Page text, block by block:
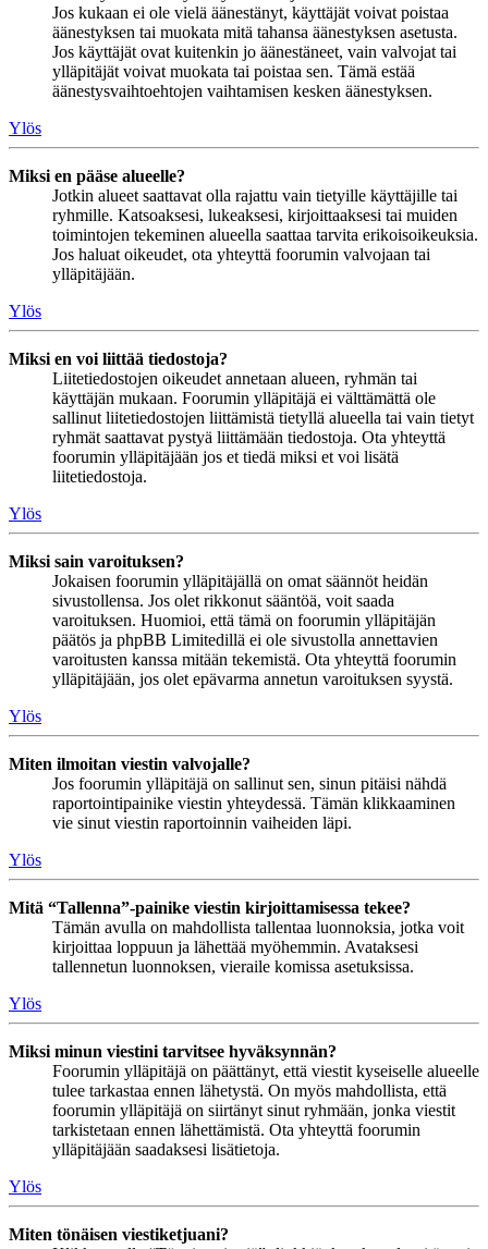
Jos kukaan ei ole vielä äänestänyt, käyttäjät voivat poistaa
äänestyksen tai muokata mitä tahansa äänestyksen asetusta.
Jos käyttäjät ovat kuitenkin jo äänestäneet, vain valvojat tai
ylläpitäjät voivat muokata tai poistaa sen. Tämä estää
äänestysvaihtoehtojen vaihtamisen kesken äänestyksen.
Ylös
Miksi en pääse alueelle?
Jotkin alueet saattavat olla rajattu vain tietyille käyttäjille tai
ryhmille. Katsoaksesi, lukeaksesi, kirjoittaaksesi tai muiden
toimintojen tekeminen alueella saattaa tarvita erikoisoikeuksia.
Jos haluat oikeudet, ota yhteyttä foorumin valvojaan tai
ylläpitäjään.
Ylös
Miksi en voi liittää tiedostoja?
Liitetiedostojen oikeudet annetaan alueen, ryhmän tai
käyttäjän mukaan. Foorumin ylläpitäjä ei välttämättä ole
sallinut liitetiedostojen liittämistä tietyllä alueella tai vain tietyt
ryhmät saattavat pystyä liittämään tiedostoja. Ota yhteyttä
foorumin ylläpitäjään jos et tiedä miksi et voi lisätä
liitetiedostoja.
Ylös
Miksi sain varoituksen?
Jokaisen foorumin ylläpitäjällä on omat säännöt heidän
sivustollensa. Jos olet rikkonut sääntöä, voit saada
varoituksen. Huomioi, että tämä on foorumin ylläpitäjän
päätös ja phpBB Limitedillä ei ole sivustolla annettavien
varoitusten kanssa mitään tekemistä. Ota yhteyttä foorumin
ylläpitäjään, jos olet epävarma annetun varoituksen syystä.
Ylös
Miten ilmoitan viestin valvojalle?
Jos foorumin ylläpitäjä on sallinut sen, sinun pitäisi nähdä
raportointipainike viestin yhteydessä. Tämän klikkaaminen
vie sinut viestin raportoinnin vaiheiden läpi.
Ylös
Mitä “Tallenna”-painike viestin kirjoittamisessa tekee?
Tämän avulla on mahdollista tallentaa luonnoksia, jotka voit
kirjoittaa loppuun ja lähettää myöhemmin. Avataksesi
tallennetun luonnoksen, vieraile komissa asetuksissa.
Ylös
Miksi minun viestini tarvitsee hyväksynnän?
Foorumin ylläpitäjä on päättänyt, että viestit kyseiselle alueelle
tulee tarkastaa ennen lähetystä. On myös mahdollista, että
foorumin ylläpitäjä on siirtänyt sinut ryhmään, jonka viestit
tarkistetaan ennen lähettämistä. Ota yhteyttä foorumin
ylläpitäjään saadaksesi lisätietoja.
Ylös
Miten tönäisen viestiketjuani?